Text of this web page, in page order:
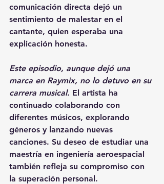
comunicación directa dejó un
sentimiento de malestar en el
cantante, quien esperaba una
explicación honesta.
Este episodio, aunque dejó una
marca en Raymix, no lo detuvo en su
carrera musical. El artista ha
continuado colaborando con
diferentes músicos, explorando
géneros y lanzando nuevas
canciones. Su deseo de estudiar una
maestría en ingeniería aeroespacial
también refleja su compromiso con
la superación personal.